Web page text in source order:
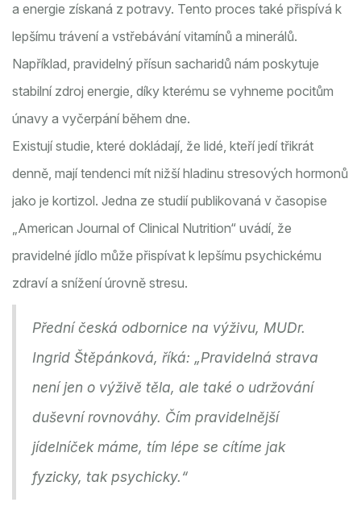
a energie získaná z potravy. Tento proces také přispívá k
lepšímu trávení a vstřebávání vitamínů a minerálů.
Například, pravidelný přísun sacharidů nám poskytuje
stabilní zdroj energie, díky kterému se vyhneme pocitům
únavy a vyčerpání během dne.
Existují studie, které dokládají, že lidé, kteří jedí třikrát
denně, mají tendenci mít nižší hladinu stresových hormonů
jako je kortizol. Jedna ze studií publikovaná v časopise
„American Journal of Clinical Nutrition“ uvádí, že
pravidelné jídlo může přispívat k lepšímu psychickému
zdraví a snížení úrovně stresu.
Přední česká odbornice na výživu, MUDr.
Ingrid Štěpánková, říká: „Pravidelná strava
není jen o výživě těla, ale také o udržování
duševní rovnováhy. Čím pravidelnější
jídelníček máme, tím lépe se cítíme jak
fyzicky, tak psychicky.“